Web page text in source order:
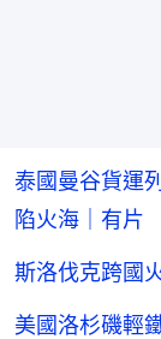
泰國曼谷貨
陷火海｜有片
斯洛伐克跨國
美國洛杉磯輕